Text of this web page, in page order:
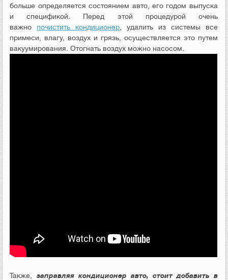
больше определяется состоянием авто, его годом выпуска
и спецификой. Перед этой процедурой очень
важно почистить кондиционер , удалить из системы все
примеси, влагу, воздух и грязь, осуществляется это путем
вакуумирования. Отогнать воздух можно насосом.
Также,заправляя кондиционер авто, стоит добавить в